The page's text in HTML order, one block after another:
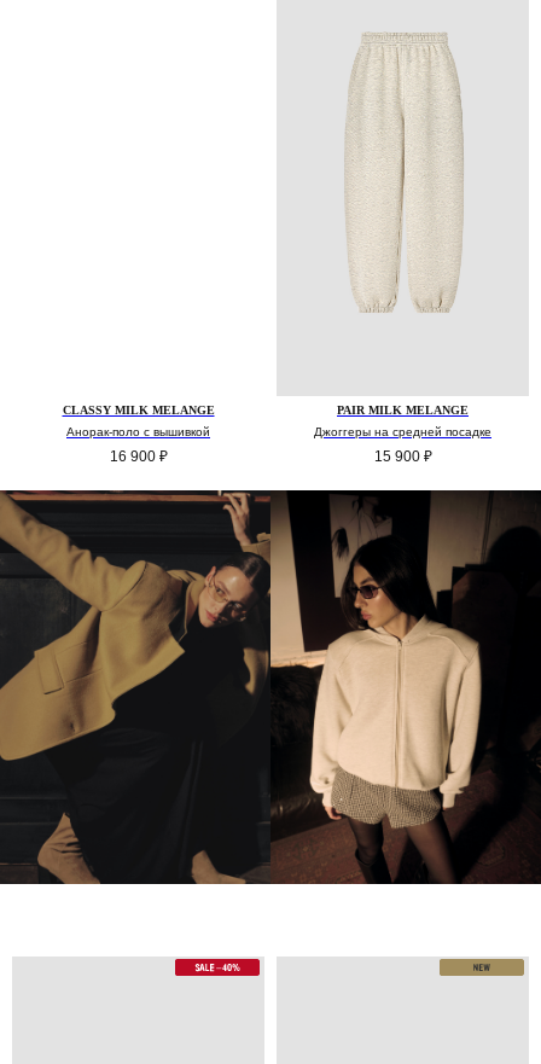
CLASSY MILK MELANGE
Анорак-поло с вышивкой
16 900 ₽
PAIR MILK MELANGE
Джоггеры на средней посадке
15 900 ₽